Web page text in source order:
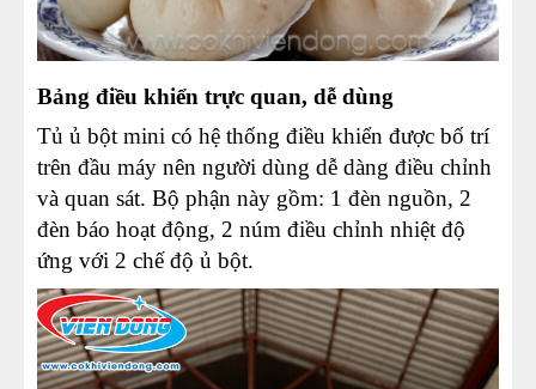
Bảng điều khiển trực quan, dễ dùng
Tủ ủ bột mini có hệ thống điều khiển được bố trí
trên đầu máy nên người dùng dễ dàng điều chỉnh
và quan sát. Bộ phận này gồm: 1 đèn nguồn, 2
đèn báo hoạt động, 2 núm điều chỉnh nhiệt độ
ứng với 2 chế độ ủ bột.